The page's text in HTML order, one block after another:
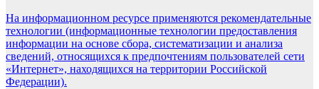
На информационном ресурсе применяются рекомендательные
технологии (информационные технологии предоставления
информации на основе сбора, систематизации и анализа
сведений, относящихся к предпочтениям пользователей сети
«Интернет», находящихся на территории Российской
Федерации).